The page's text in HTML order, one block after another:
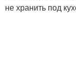
не хранить под